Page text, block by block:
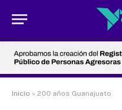
Inicio » 200 años Guanajuato